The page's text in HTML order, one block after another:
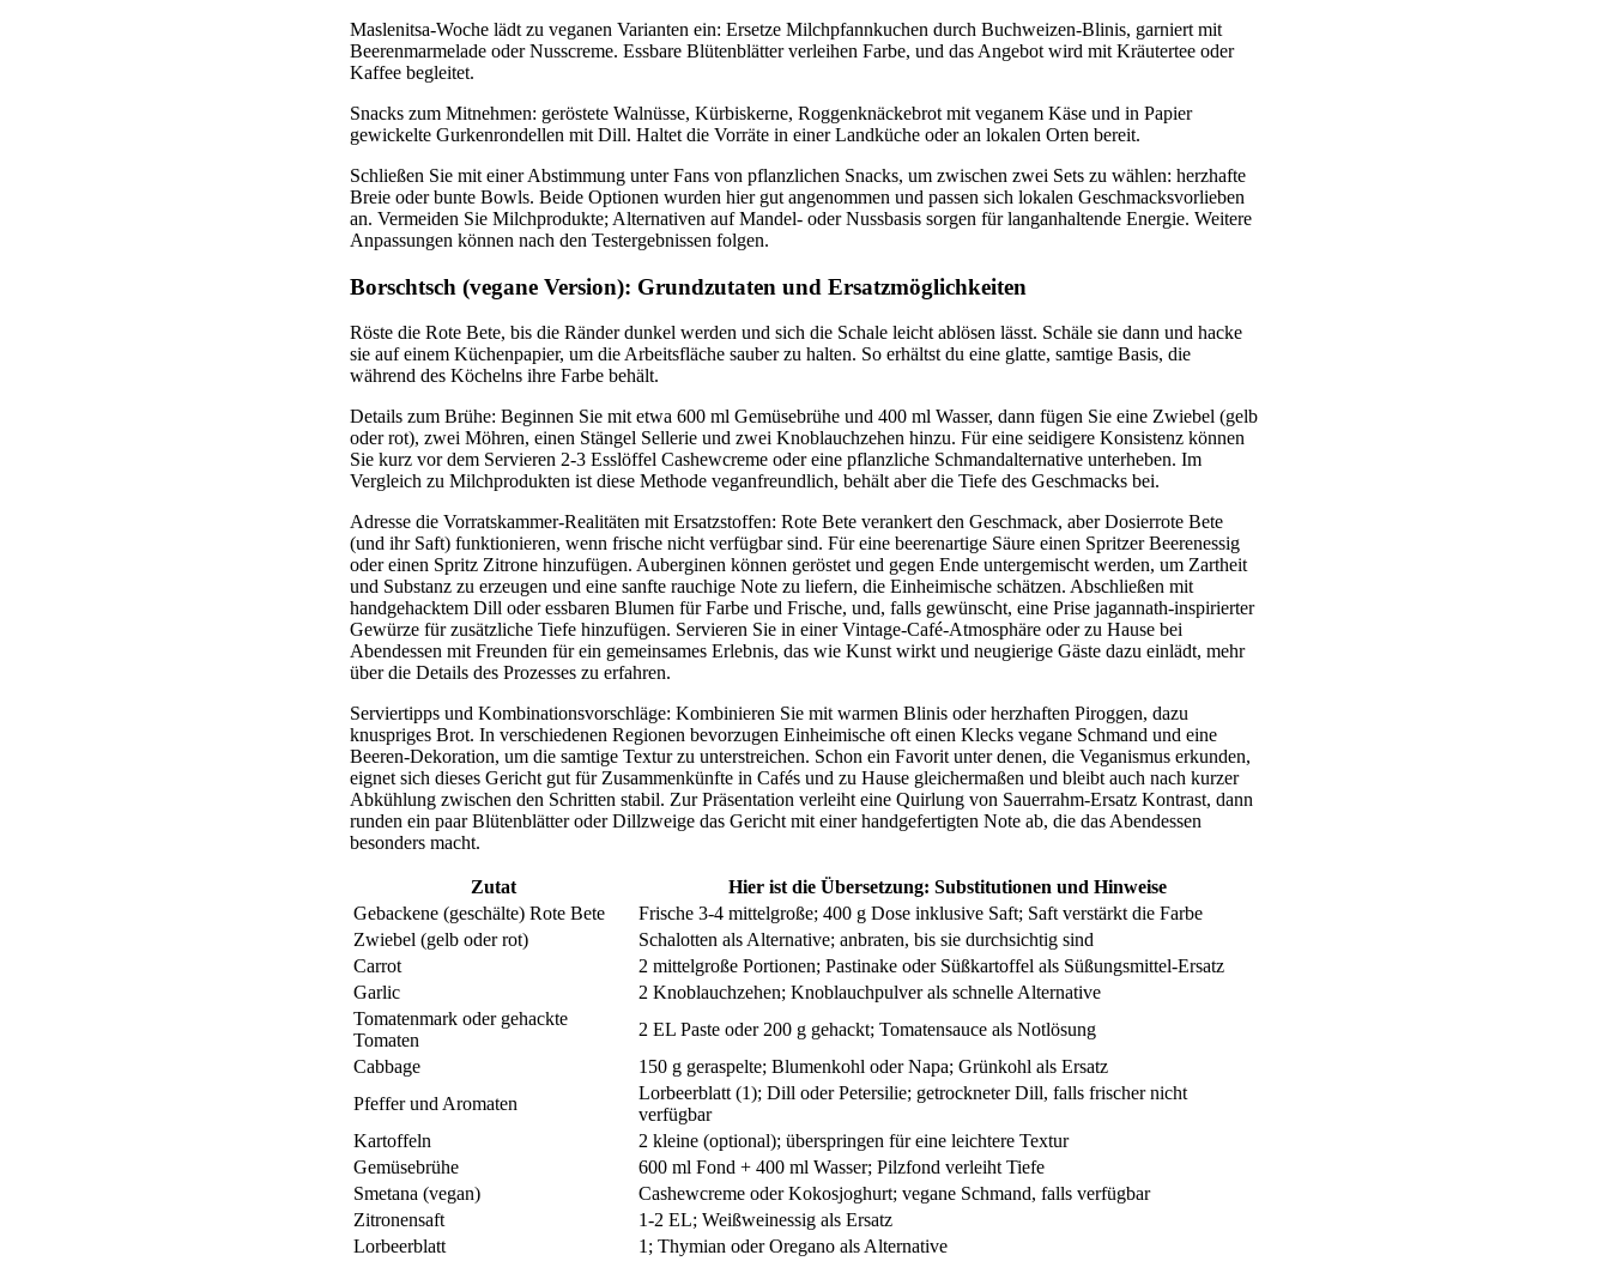
Maslenitsa-Woche lädt zu veganen Varianten ein: Ersetze Milchpfannkuchen durch Buchweizen-Blinis, garniert mit
Beerenmarmelade oder Nusscreme. Essbare Blütenblätter verleihen Farbe, und das Angebot wird mit Kräutertee oder
Kaffee begleitet.
Snacks zum Mitnehmen: geröstete Walnüsse, Kürbiskerne, Roggenknäckebrot mit veganem Käse und in Papier
gewickelte Gurkenrondellen mit Dill. Haltet die Vorräte in einer Landküche oder an lokalen Orten bereit.
Schließen Sie mit einer Abstimmung unter Fans von pflanzlichen Snacks, um zwischen zwei Sets zu wählen: herzhafte
Breie oder bunte Bowls. Beide Optionen wurden hier gut angenommen und passen sich lokalen Geschmacksvorlieben
an. Vermeiden Sie Milchprodukte; Alternativen auf Mandel- oder Nussbasis sorgen für langanhaltende Energie. Weitere
Anpassungen können nach den Testergebnissen folgen.
Borschtsch (vegane Version): Grundzutaten und Ersatzmöglichkeiten
Röste die Rote Bete, bis die Ränder dunkel werden und sich die Schale leicht ablösen lässt. Schäle sie dann und hacke
sie auf einem Küchenpapier, um die Arbeitsfläche sauber zu halten. So erhältst du eine glatte, samtige Basis, die
während des Köchelns ihre Farbe behält.
Details zum Brühe: Beginnen Sie mit etwa 600 ml Gemüsebrühe und 400 ml Wasser, dann fügen Sie eine Zwiebel (gelb
oder rot), zwei Möhren, einen Stängel Sellerie und zwei Knoblauchzehen hinzu. Für eine seidigere Konsistenz können
Sie kurz vor dem Servieren 2-3 Esslöffel Cashewcreme oder eine pflanzliche Schmandalternative unterheben. Im
Vergleich zu Milchprodukten ist diese Methode veganfreundlich, behält aber die Tiefe des Geschmacks bei.
Adresse die Vorratskammer-Realitäten mit Ersatzstoffen: Rote Bete verankert den Geschmack, aber Dosierrote Bete
(und ihr Saft) funktionieren, wenn frische nicht verfügbar sind. Für eine beerenartige Säure einen Spritzer Beerenessig
oder einen Spritz Zitrone hinzufügen. Auberginen können geröstet und gegen Ende untergemischt werden, um Zartheit
und Substanz zu erzeugen und eine sanfte rauchige Note zu liefern, die Einheimische schätzen. Abschließen mit
handgehacktem Dill oder essbaren Blumen für Farbe und Frische, und, falls gewünscht, eine Prise jagannath-inspirierter
Gewürze für zusätzliche Tiefe hinzufügen. Servieren Sie in einer Vintage-Café-Atmosphäre oder zu Hause bei
Abendessen mit Freunden für ein gemeinsames Erlebnis, das wie Kunst wirkt und neugierige Gäste dazu einlädt, mehr
über die Details des Prozesses zu erfahren.
Serviertipps und Kombinationsvorschläge: Kombinieren Sie mit warmen Blinis oder herzhaften Piroggen, dazu
knuspriges Brot. In verschiedenen Regionen bevorzugen Einheimische oft einen Klecks vegane Schmand und eine
Beeren-Dekoration, um die samtige Textur zu unterstreichen. Schon ein Favorit unter denen, die Veganismus erkunden,
eignet sich dieses Gericht gut für Zusammenkünfte in Cafés und zu Hause gleichermaßen und bleibt auch nach kurzer
Abkühlung zwischen den Schritten stabil. Zur Präsentation verleiht eine Quirlung von Sauerrahm-Ersatz Kontrast, dann
runden ein paar Blütenblätter oder Dillzweige das Gericht mit einer handgefertigten Note ab, die das Abendessen
besonders macht.
Zutat
Hier ist die Übersetzung: Substitutionen und Hinweise
Gebackene (geschälte) Rote Bete
Frische 3-4 mittelgroße; 400 g Dose inklusive Saft; Saft verstärkt die Farbe
Zwiebel (gelb oder rot)
Schalotten als Alternative; anbraten, bis sie durchsichtig sind
Carrot
2 mittelgroße Portionen; Pastinake oder Süßkartoffel als Süßungsmittel-Ersatz
Garlic
2 Knoblauchzehen; Knoblauchpulver als schnelle Alternative
Tomatenmark oder gehackte
Tomaten
2 EL Paste oder 200 g gehackt; Tomatensauce als Notlösung
Cabbage
150 g geraspelte; Blumenkohl oder Napa; Grünkohl als Ersatz
Pfeffer und Aromaten
Lorbeerblatt (1); Dill oder Petersilie; getrockneter Dill, falls frischer nicht
verfügbar
Kartoffeln
2 kleine (optional); überspringen für eine leichtere Textur
Gemüsebrühe
600 ml Fond + 400 ml Wasser; Pilzfond verleiht Tiefe
Smetana (vegan)
Cashewcreme oder Kokosjoghurt; vegane Schmand, falls verfügbar
Zitronensaft
1-2 EL; Weißweinessig als Ersatz
Lorbeerblatt
1; Thymian oder Oregano als Alternative